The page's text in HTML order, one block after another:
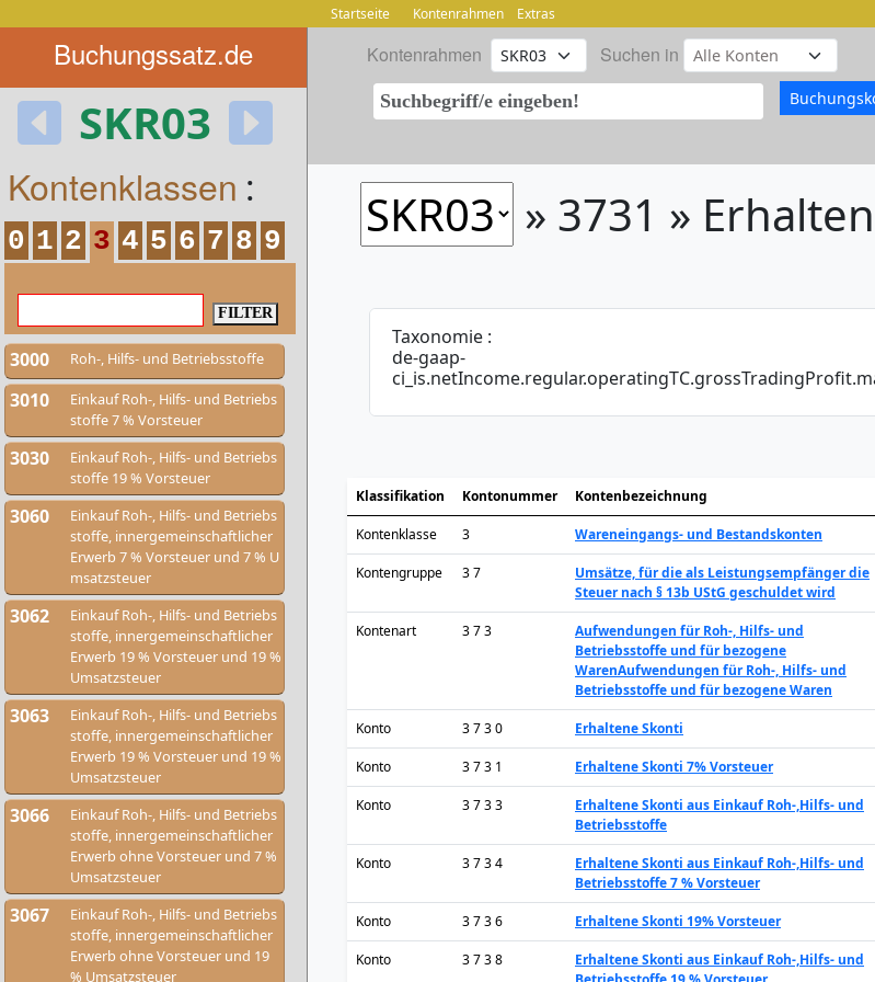
Startseite Kontenrahmen Extras
Buchungssatz.de
SKR03
Kontenrahmen Suchen in
Kontenklassen :
0 1 2 3 4 5 6 7 8 9
3000 Roh-, Hilfs- und Betriebsstoffe
3010
Einkauf Roh-, Hilfs- und Betriebs
stoffe 7 % Vorsteuer
3030
Einkauf Roh-, Hilfs- und Betriebs
stoffe 19 % Vorsteuer
3060
Einkauf Roh-, Hilfs- und Betriebs
stoffe, innergemeinschaftlicher
Erwerb 7 % Vorsteuer und 7 % U
msatzsteuer
3062
Einkauf Roh-, Hilfs- und Betriebs
stoffe, innergemeinschaftlicher
Erwerb 19 % Vorsteuer und 19 %
Umsatzsteuer
3063
Einkauf Roh-, Hilfs- und Betriebs
stoffe, innergemeinschaftlicher
Erwerb 19 % Vorsteuer und 19 %
Umsatzsteuer
3066
Einkauf Roh-, Hilfs- und Betriebs
stoffe, innergemeinschaftlicher
Erwerb ohne Vorsteuer und 7 %
Umsatzsteuer
3067
Einkauf Roh-, Hilfs- und Betriebs
stoffe, innergemeinschaftlicher
Erwerb ohne Vorsteuer und 19
% Umsatzsteuer
» 3731 »
Taxonomie :
de-gaap-
Klassifikation Kontonummer Kontenbezeichnung
Kontenklasse 3 Wareneingangs- und Bestandskonten
Kontengruppe 3 7
Umsätze, für die als Leistungsempfänger die
Steuer nach § 13b UStG geschuldet wird
Kontenart 3 7 3
Aufwendungen für Roh-, Hilfs- und
Betriebsstoffe und für bezogene
WarenAufwendungen für Roh-, Hilfs- und
Betriebsstoffe und für bezogene Waren
Konto 3 7 3 0 Erhaltene Skonti
Konto 3 7 3 1 Erhaltene Skonti 7% Vorsteuer
Konto 3 7 3 3
Erhaltene Skonti aus Einkauf Roh-,Hilfs- und
Betriebsstoffe
Konto 3 7 3 4
Erhaltene Skonti aus Einkauf Roh-,Hilfs- und
Betriebsstoffe 7 % Vorsteuer
Konto 3 7 3 6 Erhaltene Skonti 19% Vorsteuer
Konto 3 7 3 8
Erhaltene Skonti aus Einkauf Roh-,Hilfs- und